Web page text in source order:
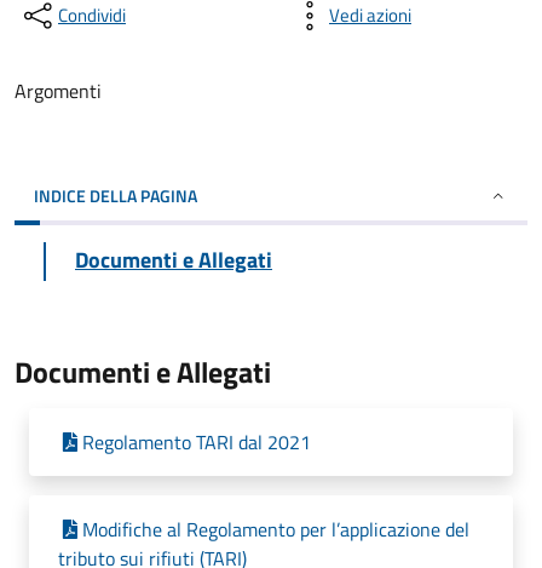
Condividi Vedi azioni
Argomenti
INDICE DELLA PAGINA
Documenti e Allegati
Documenti e Allegati
Regolamento TARI dal 2021
Modifiche al Regolamento per l’applicazione del
tributo sui rifiuti (TARI)